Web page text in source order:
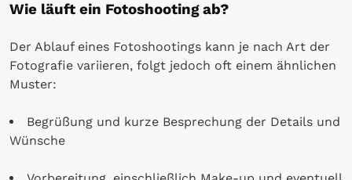
Wie läuft ein Fotoshooting ab?
Der Ablauf eines Fotoshootings kann je nach Art der
Fotografie variieren, folgt jedoch oft einem ähnlichen
Muster:
Begrüßung und kurze Besprechung der Details und
Wünsche